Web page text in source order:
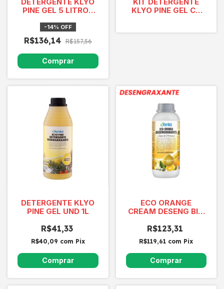
PINE GEL 5 LITROS
-14% OFF
R$136,14 R$157,56
KLYO PINE GEL CX
DETERGENTE KLYO
PINE GEL UND 1L
R$41,33
R$40,09 com Pix
ECO ORANGE
CREAM DESENG BIO
DLIMONENO 1 LITRO
R$123,31
R$119,61 com Pix